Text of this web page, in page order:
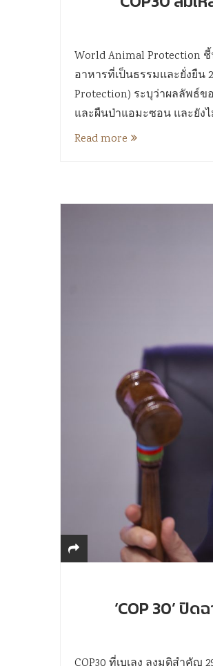
World Animal Protection
อาหารที่เป็นธรรมและยั่งยืน
Protection) ระบุว่าผลลัพธ์ข
และผืนป่าแอมะซอน และยัง
Read more
‘COP 30’ ปิ